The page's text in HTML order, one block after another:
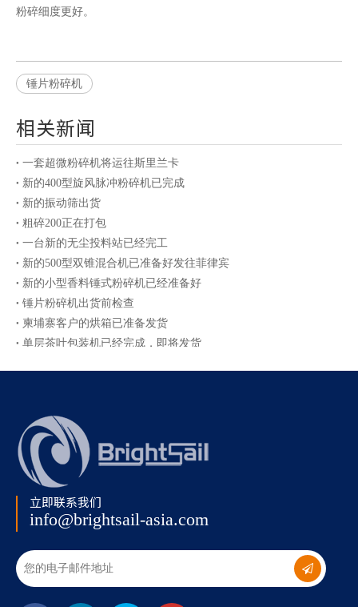
粉碎细度更好。
锤片粉碎机
相关新闻
一套超微粉碎机将运往斯里兰卡
新的400型旋风脉冲粉碎机已完成
新的振动筛出货
粗碎200正在打包
一台新的无尘投料站已经完工
新的500型双锥混合机已准备好发往菲律宾
新的小型香料锤式粉碎机已经准备好
锤片粉碎机出货前检查
柬埔寨客户的烘箱已准备发货
单层茶叶包装机已经完成，即将发货
立即联系我们
info@brightsail-asia.com